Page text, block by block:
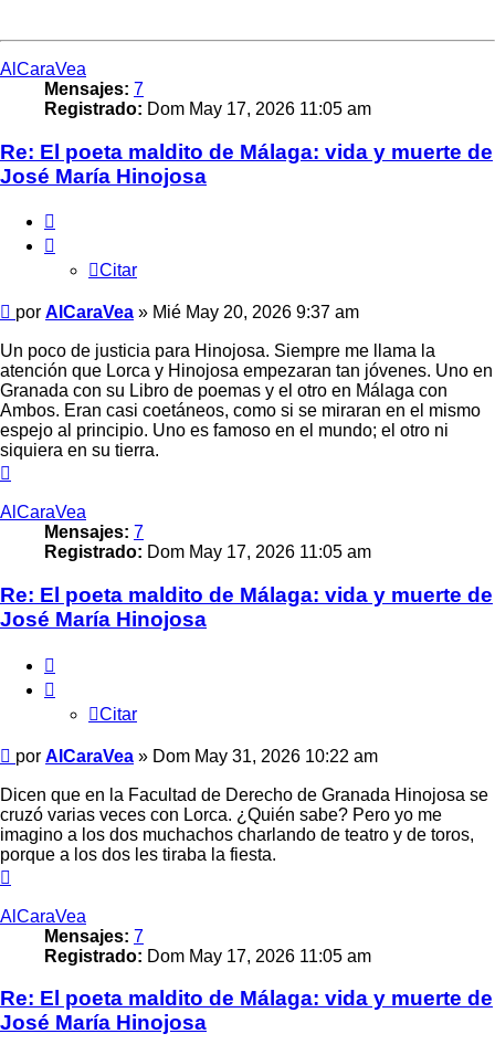
AlCaraVea
Mensajes: 7
Registrado: Dom May 17, 2026 11:05 am
Re: El poeta maldito de Málaga: vida y muerte de
José María Hinojosa
Citar
Mensaje
por AlCaraVea » Mié May 20, 2026 9:37 am
Un poco de justicia para Hinojosa. Siempre me llama la
atención que Lorca y Hinojosa empezaran tan jóvenes. Uno en
Granada con su Libro de poemas y el otro en Málaga con
Ambos. Eran casi coetáneos, como si se miraran en el mismo
espejo al principio. Uno es famoso en el mundo; el otro ni
siquiera en su tierra.
AlCaraVea
Mensajes: 7
Registrado: Dom May 17, 2026 11:05 am
Re: El poeta maldito de Málaga: vida y muerte de
José María Hinojosa
Citar
Mensaje
por AlCaraVea » Dom May 31, 2026 10:22 am
Dicen que en la Facultad de Derecho de Granada Hinojosa se
cruzó varias veces con Lorca. ¿Quién sabe? Pero yo me
imagino a los dos muchachos charlando de teatro y de toros,
porque a los dos les tiraba la fiesta.
AlCaraVea
Mensajes: 7
Registrado: Dom May 17, 2026 11:05 am
Re: El poeta maldito de Málaga: vida y muerte de
José María Hinojosa